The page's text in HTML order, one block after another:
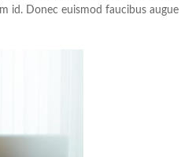
id. Donec euismod faucibus augue